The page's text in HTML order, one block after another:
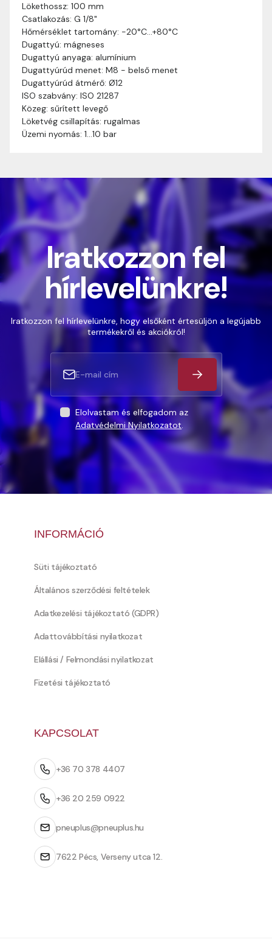
Lökethossz: 100 mm
Csatlakozás: G 1/8"
Hőmérséklet tartomány: -20°C…+80°C
Dugattyú: mágneses
Dugattyú anyaga: alumínium
Dugattyúrúd menet: M8 - belső menet
Dugattyúrúd átmérő: Ø12
ISO szabvány: ISO 21287
Közeg: sűrített levegő
Löketvég csillapítás: rugalmas
Üzemi nyomás: 1…10 bar
Szállítási idő:
munkanapon belül kézbesítjük. Amennyiben
valamilyen okból kifolyólag a szállítás hosszabb
ideig tart, előre értesítünk benneteket.
Szállítási díj: A szállítási díj függ a termék súlyától
és a szállítási cím távolságától. A pontos szállítási
díjat a vásárlás folyamata során megtekinthetitek,
mielőtt a rendelést véglegesítitek.
Iratkozzon fel
hírlevelünkre!
Iratkozzon fel hírlevelünkre, hogy elsőként értesüljön a legújabb
termékekről és akciókról!
Elolvastam és elfogadom az
Adatvédelmi Nyilatkozatot.
INFORMÁCIÓ
Süti tájékoztató
Általános szerződési feltételek
Adatkezelési tájékoztató (GDPR)
Adattovábbítási nyilatkozat
Elállási / Felmondási nyilatkozat
Fizetési tájékoztató
KAPCSOLAT
+36 70 378 4407
+36 20 259 0922
pneuplus@pneuplus.hu
7622 Pécs, Verseny utca 12.